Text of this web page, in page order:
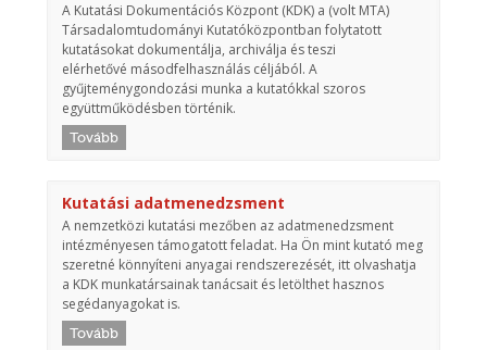
A Kutatási Dokumentációs Központ (KDK) a (volt MTA)
Társadalomtudományi Kutatóközpontban folytatott
kutatásokat dokumentálja, archiválja és teszi
elérhetővé másodfelhasználás céljából. A
gyűjteménygondozási munka a kutatókkal szoros
együttműködésben történik.
Tovább
Kutatási adatmenedzsment
A nemzetközi kutatási mezőben az adatmenedzsment
intézményesen támogatott feladat. Ha Ön mint kutató meg
szeretné könnyíteni anyagai rendszerezését, itt olvashatja
a KDK munkatársainak tanácsait és letölthet hasznos
segédanyagokat is.
Tovább